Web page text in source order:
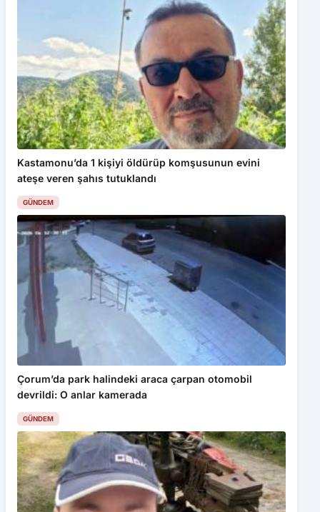
Gençler Samsun’un geleceği için yarıştı
Kastamonu’da 1 kişiyi öldürüp komşusunun evini
ateşe veren şahıs tutuklandı
GÜNDEM
Çorum’da park halindeki araca çarpan otomobil
devrildi: O anlar kamerada
GÜNDEM
Bu web sitesinde en iyi deneyimi yaşamanızı sağlamak için
çerezler kullanılmaktadır. Detaylar içinGizlilik Politikamız
inceleyebilirsiniz.
Kabul Et